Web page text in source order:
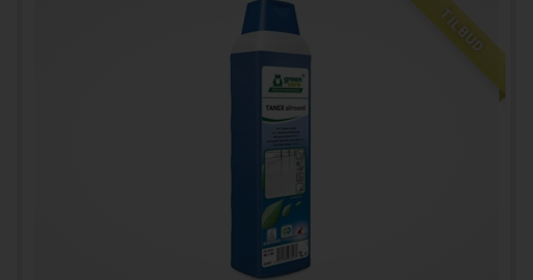
TILBUD